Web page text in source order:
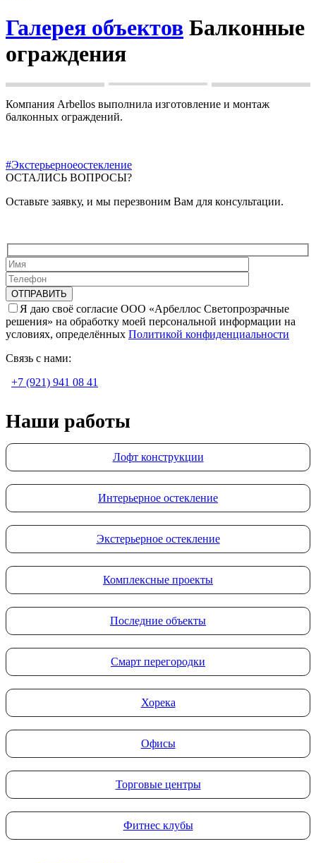
Галерея объектов Балконные
ограждения
Компания Arbellos выполнила изготовление и монтаж
балконных ограждений.
#Экстерьерноеостекление
ОСТАЛИСЬ ВОПРОСЫ?
Оставьте заявку, и мы перезвоним Вам для консультации.
Я даю своё согласие ООО «Арбеллос Светопрозрачные
решения» на обработку моей персональной информации на
условиях, определённых Политикой конфиденциальности
Связь с нами:
+7 (921) 941 08 41
Наши работы
Лофт конструкции
Интерьерное остекление
Экстерьерное остекление
Комплексные проекты
Последние объекты
Смарт перегородки
Хорека
Офисы
Торговые центры
Фитнес клубы